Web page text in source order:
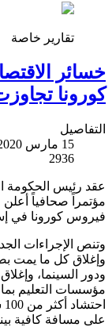
تقارير خاصة
خسائر
كورونا تجاوزت 5 مليارات
التفاصيل
15 مارس 2020
2936
عقد رئيس الحكومة
مؤتمراً صحافياً أعلن
فيروس كورونا في
وتنص الإجراءات
وإغلاق كل ما يمت
ودور السينما،
مؤسسات التعليم
على مسافة كافية